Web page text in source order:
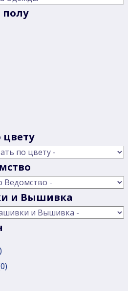
полу
и Вышивка
)
0)